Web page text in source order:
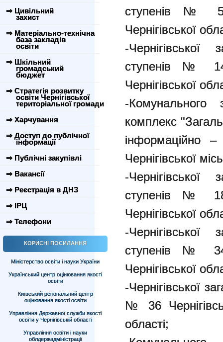
⇒ Цивільний
захист
⇒ Матеріально-технічна
база закладів
освіти
⇒ Шкільний
громадський
бюджет
⇒ Стратегія розвитку
освіти Чернігівської
територіальної громади
⇒ Харчування
⇒ Доступ до публічної
інформації
⇒ Публічні закупівлі
⇒ Вакансії
⇒ Реєстрація в ДНЗ
⇒ ІРЦ
⇒ Телефони
КОРИСНІ ПОСИЛАННЯ
Міністерство освіти і науки України
Український центр оцінювання якості
освіти
Київський регіональний центр
оцінювання якості освіти
Управління Державної служби якості
освіти у Чернігівській області
Управління освіти і науки
облдержадміністрації
ступенів № 5
Чернігівської
-Чернігівської
ступенів № 14
Чернігівської
-Комунального
комплекс
інформаційно
Чернігівської
-Чернігівської
ступенів № 18
Чернігівської
-Чернігівської
ступенів № 34
Чернігівської
-Чернігівської
№ 36
області;